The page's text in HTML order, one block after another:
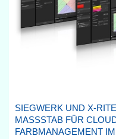
SIEGWERK UND X-
MASSSTAB FÜR
ARBMANAGEMENT IM